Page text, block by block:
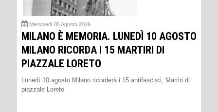
Mercoledì 05 Agosto 2026
MILANO È MEMORIA. LUNEDÌ 10 AGOSTO
MILANO RICORDA I 15 MARTIRI DI
PIAZZALE LORETO
Lunedì 10 agosto Milano ricorderà i 15 antifascisti, Martiri di
piazzale Loreto